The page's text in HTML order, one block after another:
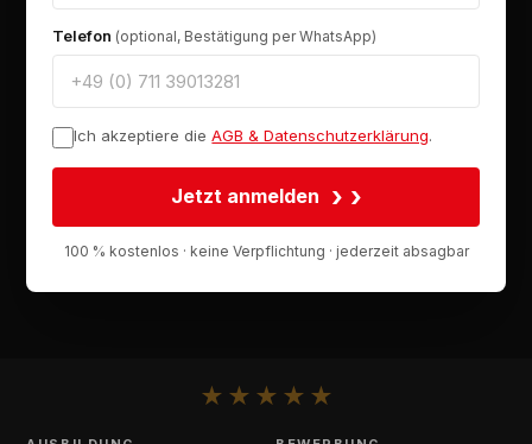
Telefon (optional, Bestätigung per WhatsApp)
Ich akzeptiere die AGB & Datenschutzerklärung.
Jetzt anmelden ›
100 % kostenlos · keine Verpflichtung · jederzeit absagbar
★ ★ ★ ★ ★